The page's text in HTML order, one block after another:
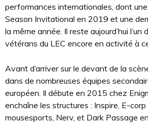
performances internationales, dont
Season Invitational en 2019 et une
la même année. Il reste aujourd’hui l’un
vétérans du LEC encore en activité à
Avant d’arriver sur le devant de la
dans de nombreuses équipes
européen. Il débute en 2015 chez
enchaîne les structures : Inspire, E-corp
mousesports, Nerv, et Dark Passage